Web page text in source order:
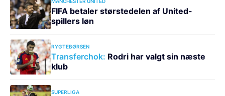
FIFA betaler størstedelen af United-
spillers løn
RYGTEBØRSEN
Transferchok: Rodri har valgt sin næste
klub
SUPERLIGA